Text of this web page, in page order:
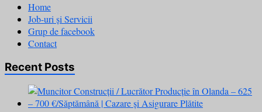
Home
Job-uri și Servicii
Grup de facebook
Contact
Recent Posts